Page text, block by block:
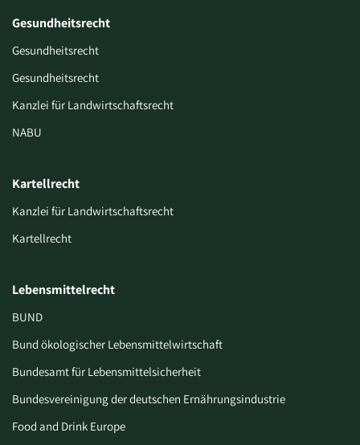
Gesundheitsrecht
Gesundheitsrecht
Gesundheitsrecht
Kanzlei für Landwirtschaftsrecht
NABU
Kartellrecht
Kanzlei für Landwirtschaftsrecht
Kartellrecht
Lebensmittelrecht
BUND
Bund ökologischer Lebensmittelwirtschaft
Bundesamt für Lebensmittelsicherheit
Bundesvereinigung der deutschen Ernährungsindustrie
Food and Drink Europe